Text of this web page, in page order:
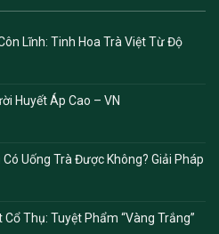
Lĩnh: Tinh Hoa Trà Việt Từ Độ
Huyết Áp Cao – VN
Uống Trà Được Không? Giải Pháp
Thụ: Tuyệt Phẩm “Vàng Trắng”